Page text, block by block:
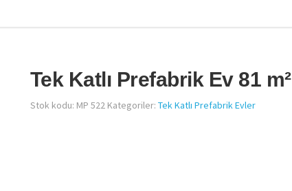
Tek Katlı Prefabrik Ev 81 m²
Stok kodu: MP 522 Kategoriler: Tek Katlı Prefabrik Evler